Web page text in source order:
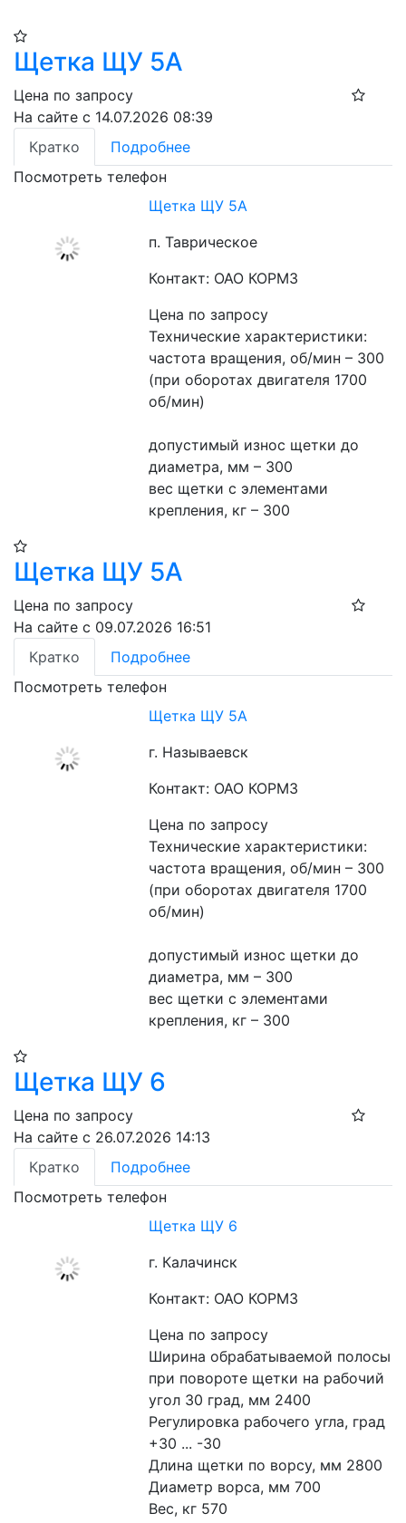
Щетка ЩУ 5А
Цена по запросу
На сайте с 14.07.2026 08:39
Кратко
Подробнее
Посмотреть телефон
Щетка ЩУ 5А
п. Таврическое
Контакт: ОАО КОРМЗ
Цена по запросу
Технические характеристики:
частота вращения, об/мин – 300
(при оборотах двигателя 1700
об/мин)
допустимый износ щетки до
диаметра, мм – 300
вес щетки с элементами
крепления, кг – 300
Щетка ЩУ 5А
Цена по запросу
На сайте с 09.07.2026 16:51
Кратко
Подробнее
Посмотреть телефон
Щетка ЩУ 5А
г. Называевск
Контакт: ОАО КОРМЗ
Цена по запросу
Технические характеристики:
частота вращения, об/мин – 300
(при оборотах двигателя 1700
об/мин)
допустимый износ щетки до
диаметра, мм – 300
вес щетки с элементами
крепления, кг – 300
Щетка ЩУ 6
Цена по запросу
На сайте с 26.07.2026 14:13
Кратко
Подробнее
Посмотреть телефон
Щетка ЩУ 6
г. Калачинск
Контакт: ОАО КОРМЗ
Цена по запросу
Ширина обрабатываемой полосы
при повороте щетки на рабочий
угол 30 град, мм 2400
Регулировка рабочего угла, град
+30 ... -30
Длина щетки по ворсу, мм 2800
Диаметр ворса, мм 700
Вес, кг 570